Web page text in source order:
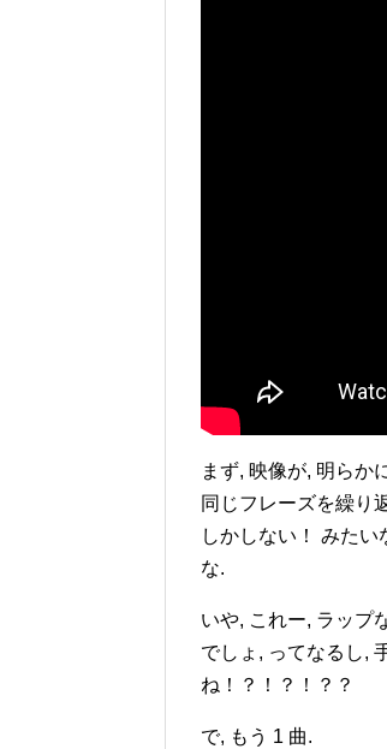
まず, 映像が, 明らか
同じフレーズを繰り
しかしない！ みた
な.
いや, これー, ラップ
でしょ, ってなるし,
ね！？！？！？？
で, もう 1 曲.